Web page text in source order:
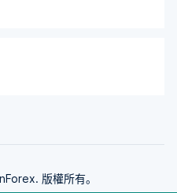
版權所有。